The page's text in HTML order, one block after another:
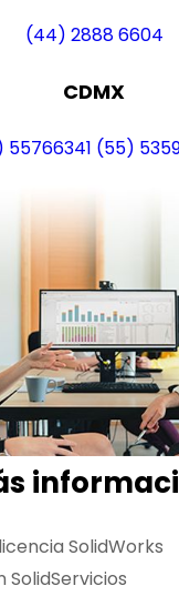
(44) 2888 6604
CDMX
55766341 (55)
i
SolidWorks